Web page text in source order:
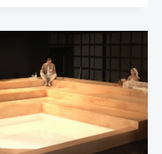
САТИЋ
КУЦА
ТИКА-
ТАКА